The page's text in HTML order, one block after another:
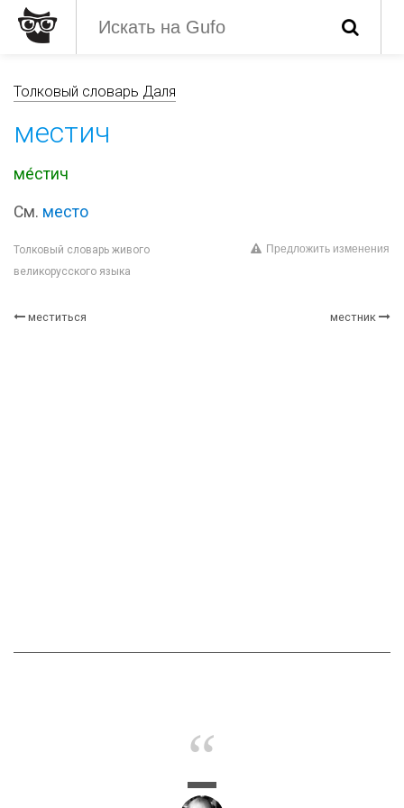
Толковый словарь Даля
местич
ме́стич
См. место
Толковый словарь живого
великорусского языка
Предложить изменения
меститься местник